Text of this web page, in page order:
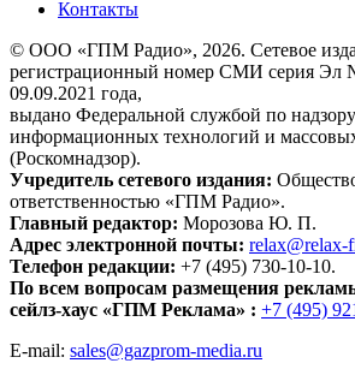
Контакты
© ООО «ГПМ Радио», 2026. Сетевое
регистрационный номер СМИ серия Эл
09.09.2021 года,
выдано Федеральной службой по
информационных технологий и
(Роскомнадзор).
Учредитель сетевого издания:
ответственностью «ГПМ Радио».
Главный редактор: Морозова Ю. П.
Адрес электронной почты: relax@relax-
Телефон редакции: +7 (495) 730-10-10.
По всем вопросам размещения
сейлз-хаус «ГПМ Реклама» : +7 (495)
E-mail: sales@gazprom-media.ru